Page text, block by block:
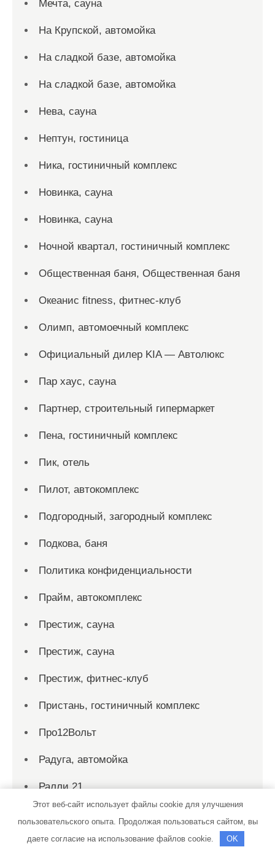
Мечта, сауна
На Крупской, автомойка
На сладкой базе, автомойка
На сладкой базе, автомойка
Нева, сауна
Нептун, гостиница
Ника, гостиничный комплекс
Новинка, сауна
Новинка, сауна
Ночной квартал, гостиничный комплекс
Общественная баня, Общественная баня
Океанис fitness, фитнес-клуб
Олимп, автомоечный комплекс
Официальный дилер KIA — Автолюкс
Пар хаус, сауна
Партнер, строительный гипермаркет
Пена, гостиничный комплекс
Пик, отель
Пилот, автокомплекс
Подгородный, загородный комплекс
Подкова, баня
Политика конфиденциальности
Прайм, автокомплекс
Престиж, сауна
Престиж, сауна
Престиж, фитнес-клуб
Пристань, гостиничный комплекс
Про12Вольт
Радуга, автомойка
Ралли 21
Ралли 21
Этот веб-сайт использует файлы cookie для улучшения
пользовательского опыта. Продолжая пользоваться сайтом, вы
даете согласие на использование файлов cookie.
OK